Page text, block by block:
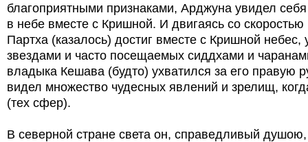
благоприятными признаками, Арджуна увидел
в небе вместе с Кришной. И двигаясь со скоростью
Партха (казалось) достиг вместе с Кришной небес,
звездами и часто посещаемых сиддхами и
владыка Кешава (будто) ухватился за его правую
видел множество чудесных явлений и зрелищ,
(тех сфер).
В северной стране света он, справедливый